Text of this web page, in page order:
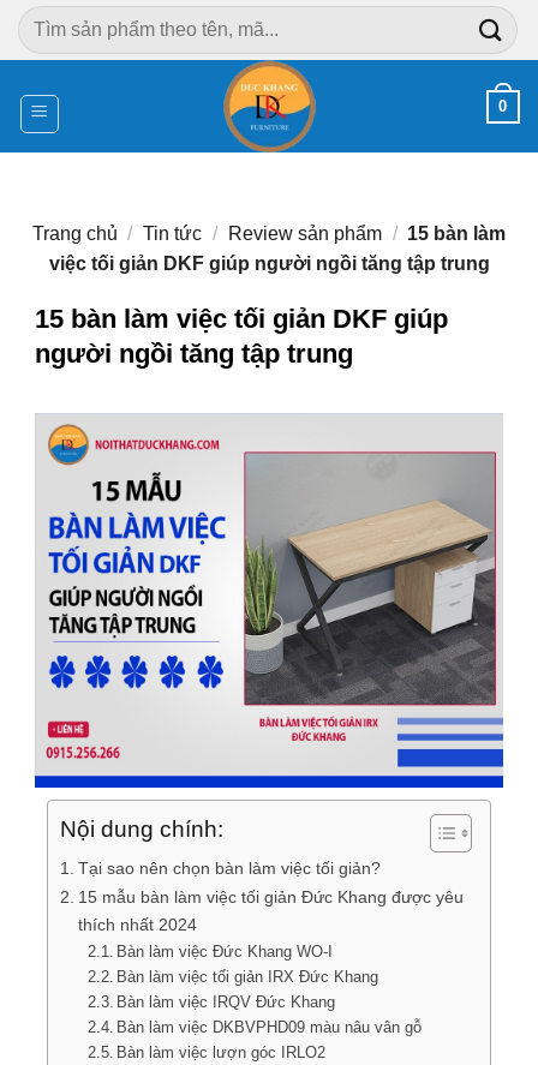
Chuyển
đến
dung
Tìm
kiếm:
0
Trang chủ / Tin tức / Review sản phẩm / 15 bàn làm
việc tối giản DKF giúp người ngồi tăng tập trung
15 bàn làm việc tối giản DKF giúp
người ngồi tăng tập trung
Nội dung chính:
Tại sao nên chọn bàn làm việc tối giản?
15 mẫu bàn làm việc tối giản Đức Khang được yêu
thích nhất 2024
Bàn làm việc Đức Khang WO-I
Bàn làm việc tối giản IRX Đức Khang
Bàn làm việc IRQV Đức Khang
Bàn làm việc DKBVPHD09 màu nâu vân gỗ
Bàn làm việc lượn góc IRLO2